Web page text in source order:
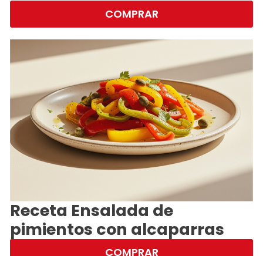
COMPRAR
Receta Ensalada de
pimientos con alcaparras
COMPRAR